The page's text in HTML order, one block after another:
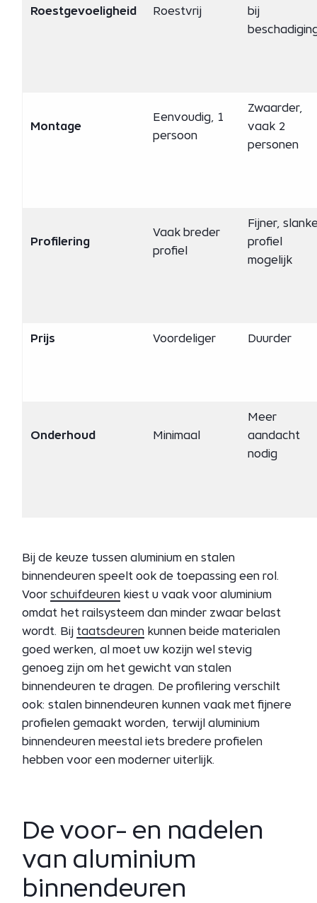
Roestgevoeligheid Roestvrij
bij
Montage
Eenvoudig, 1
persoon
Zwaarder,
vaak 2
personen
Profilering
Vaak breder
profiel
Fijner,
profiel
mogelijk
Prijs Voordeliger Duurder
Onderhoud Minimaal
Meer
aandacht
nodig
Bij de keuze tussen aluminium en stalen
binnendeuren speelt ook de toepassing een rol.
Voorschuifdeuren kiest u vaak voor aluminium
omdat het railsysteem dan minder zwaar belast
wordt. Bij taatsdeuren kunnen beide materialen
goed werken, al moet uw kozijn wel stevig
genoeg zijn om het gewicht van stalen
binnendeuren te dragen. De profilering verschilt
ook: stalen binnendeuren kunnen vaak met fijnere
profielen gemaakt worden, terwijl aluminium
binnendeuren meestal iets bredere profielen
hebben voor een moderner uiterlijk.
De voor- en nadelen
van aluminium
binnendeuren